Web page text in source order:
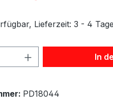
Lieferzeit: 3 - 4
Anzahl: Gib den
In
PD18044